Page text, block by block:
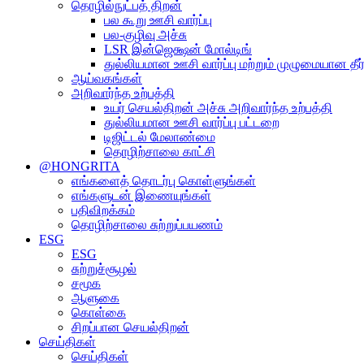
தொழில்நுட்பத் திறன்
பல கூறு ஊசி வார்ப்பு
பல-குழிவு அச்சு
LSR இன்ஜெக்ஷன் மோல்டிங்
துல்லியமான ஊசி வார்ப்பு மற்றும் முழுமையான
ஆய்வகங்கள்
அறிவார்ந்த உற்பத்தி
உயர் செயல்திறன் அச்சு அறிவார்ந்த உற்பத்தி
துல்லியமான ஊசி வார்ப்பு பட்டறை
டிஜிட்டல் மேலாண்மை
தொழிற்சாலை காட்சி
@HONGRITA
எங்களைத் தொடர்பு கொள்ளுங்கள்
எங்களுடன் இணையுங்கள்
பதிவிறக்கம்
தொழிற்சாலை சுற்றுப்பயணம்
ESG
ESG
சுற்றுச்சூழல்
சமூக
ஆளுகை
கொள்கை
சிறப்பான செயல்திறன்
செய்திகள்
செய்திகள்